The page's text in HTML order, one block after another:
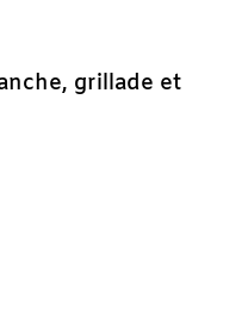
grillade et